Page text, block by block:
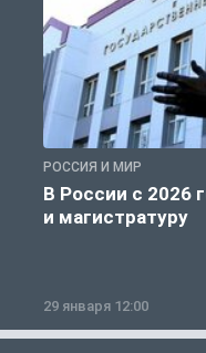
РОССИЯ И МИР
В России с 2026
и магистратуру
29 января 12:00